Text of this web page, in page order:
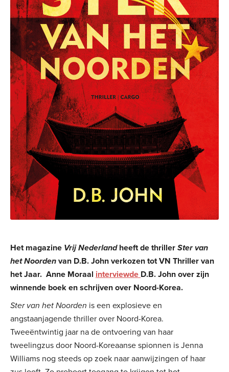
Het magazine Vrij Nederlandheeft de thrillerSter van
het Noordenvan D.B. John verkozen tot VN Thriller van
het Jaar. Anne Moraal interviewde D.B. John over zijn
winnende boek en schrijven over Noord-Korea.
Ster van het Noorden is een explosieve en
angstaanjagende thriller over Noord-Korea.
Tweeëntwintig jaar na de ontvoering van haar
tweelingzus door Noord-Koreaanse spionnen is Jenna
Williams nog steeds op zoek naar aanwijzingen of haar